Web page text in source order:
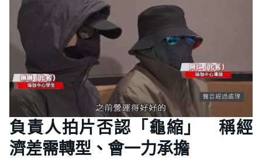
負責人拍片否認「龜縮」 稱經
濟差需轉型、會一力承擔